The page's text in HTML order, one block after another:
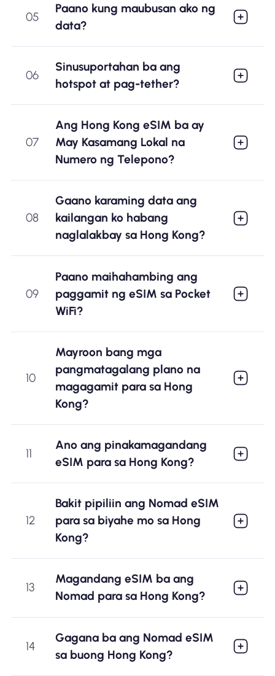
05
Paano kung maubusan ako ng
data?
06
Sinusuportahan ba ang
hotspot at pag-tether?
07
Ang Hong Kong eSIM ba ay
May Kasamang Lokal na
Numero ng Telepono?
08
Gaano karaming data ang
kailangan ko habang
naglalakbay sa Hong Kong?
09
Paano maihahambing ang
paggamit ng eSIM sa Pocket
WiFi?
10
Mayroon bang mga
pangmatagalang plano na
magagamit para sa Hong
Kong?
11
Ano ang pinakamagandang
eSIM para sa Hong Kong?
12
Bakit pipiliin ang Nomad eSIM
para sa biyahe mo sa Hong
Kong?
13
Magandang eSIM ba ang
Nomad para sa Hong Kong?
14
Gagana ba ang Nomad eSIM
sa buong Hong Kong?